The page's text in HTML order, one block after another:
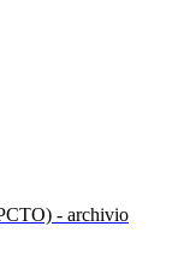
- archivio